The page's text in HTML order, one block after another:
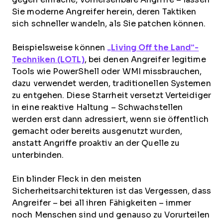
Sie moderne Angreifer herein, deren Taktiken
sich schneller wandeln, als Sie patchen können.
Beispielsweise können „Living Off the Land“-
Techniken (LOTL), bei denen Angreifer legitime
Tools wie PowerShell oder WMI missbrauchen,
dazu verwendet werden, traditionellen Systemen
zu entgehen. Diese Starrheit versetzt Verteidiger
in eine reaktive Haltung – Schwachstellen
werden erst dann adressiert, wenn sie öffentlich
gemacht oder bereits ausgenutzt wurden,
anstatt Angriffe proaktiv an der Quelle zu
unterbinden.
Ein blinder Fleck in den meisten
Sicherheitsarchitekturen ist das Vergessen, dass
Angreifer – bei all ihren Fähigkeiten – immer
noch Menschen sind und genauso zu Vorurteilen